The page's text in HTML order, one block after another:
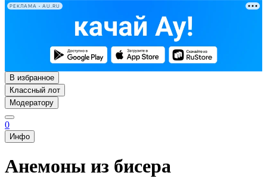
РЕКЛАМА • AU.RU
В избранное
Классный лот
Модератору
0
Инфо
Анемоны из бисера